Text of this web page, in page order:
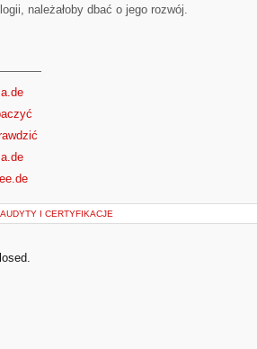
należałoby dbać o jego rozwój.
AUDYTY I CERTYFIKACJE